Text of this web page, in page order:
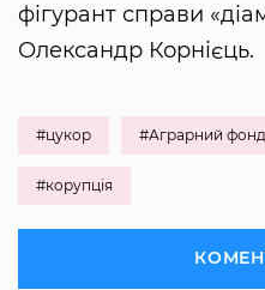
фігурант справи
Олександр Корнієць.
#цукор #Аграрний фонд
#корупція